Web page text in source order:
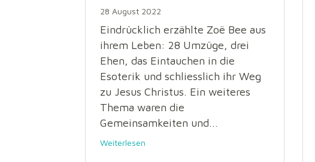
28 August 2022
Eindrücklich erzählte Zoë Bee aus
ihrem Leben: 28 Umzüge, drei
Ehen, das Eintauchen in die
Esoterik und schliesslich ihr Weg
zu Jesus Christus. Ein weiteres
Thema waren die
Gemeinsamkeiten und...
Weiterlesen